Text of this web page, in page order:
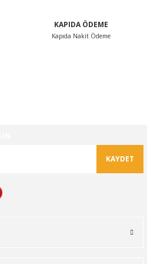
KAPIDA ÖDEME
Kapıda Nakit Ödeme
KAYDET